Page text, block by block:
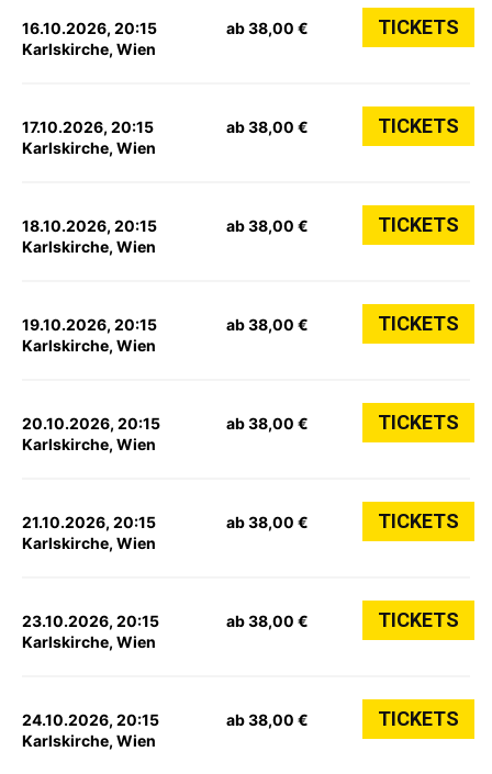
16.10.2026, 20:15
Karlskirche, Wien
ab 38,00 € TICKETS
17.10.2026, 20:15
Karlskirche, Wien
ab 38,00 € TICKETS
18.10.2026, 20:15
Karlskirche, Wien
ab 38,00 € TICKETS
19.10.2026, 20:15
Karlskirche, Wien
ab 38,00 € TICKETS
20.10.2026, 20:15
Karlskirche, Wien
ab 38,00 € TICKETS
21.10.2026, 20:15
Karlskirche, Wien
ab 38,00 € TICKETS
23.10.2026, 20:15
Karlskirche, Wien
ab 38,00 € TICKETS
24.10.2026, 20:15
Karlskirche, Wien
ab 38,00 € TICKETS